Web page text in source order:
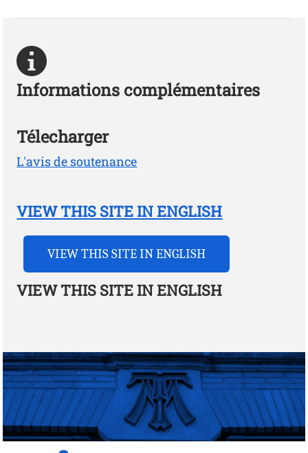
Informations complémentaires
Télecharger
L'avis de soutenance
VIEW THIS SITE IN ENGLISH
VIEW THIS SITE IN ENGLISH
VIEW THIS SITE IN ENGLISH